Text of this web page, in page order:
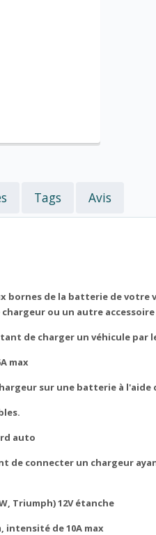
Tags Avis
bornes de la batterie de
ou un autre
de charger un véhicule par
max
sur une batterie à l'aide
auto
de connecter un chargeur
Triumph) 12V étanche
intensité de 10A max